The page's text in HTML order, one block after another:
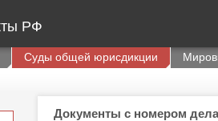
РФ
Суды общей юрисдикции
Документы с номером дела